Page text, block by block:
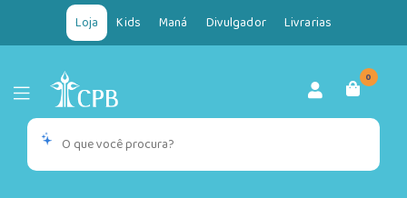
Loja Kids Maná Divulgador Livrarias
0